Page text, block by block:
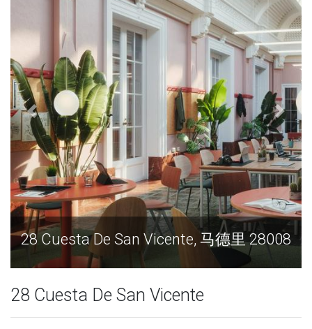
28 Cuesta De San Vicente, 马德里 28008
28 Cuesta De San Vicente